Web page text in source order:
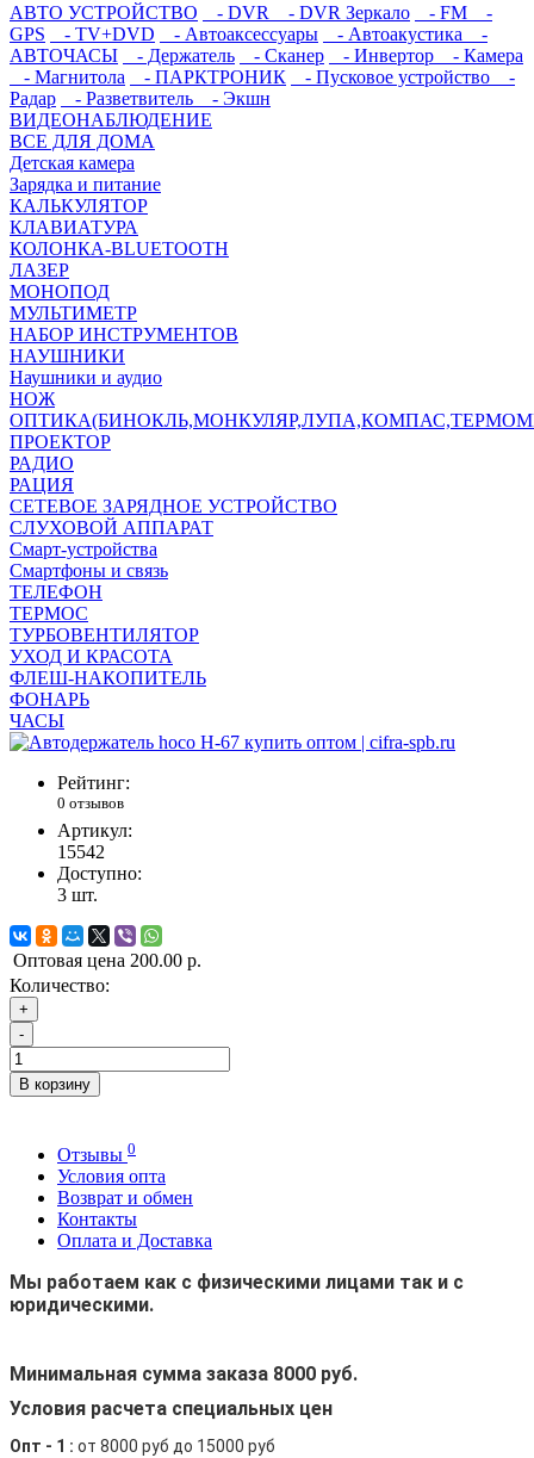
АВТО УСТРОЙСТВО - DVR - DVR Зеркало - FM
-
GPS
- TV+DVD - Автоаксессуары - Автоакустика
-
АВТОЧАСЫ
- Держатель - Сканер - Инвертор
- Камера
- Магнитола
- ПАРКТРОНИК - Пусковое устройство
-
Радар
- Разветвитель
- Экшн
ВИДЕОНАБЛЮДЕНИЕ
ВСЕ ДЛЯ ДОМА
Детская камера
Зарядка и питание
КАЛЬКУЛЯТОР
КЛАВИАТУРА
КОЛОНКА-BLUETOOTH
ЛАЗЕР
МОНОПОД
МУЛЬТИМЕТР
НАБОР ИНСТРУМЕНТОВ
НАУШНИКИ
Наушники и аудио
НОЖ
ПРОЕКТОР
РАДИО
РАЦИЯ
СЕТЕВОЕ ЗАРЯДНОЕ УСТРОЙСТВО
СЛУХОВОЙ АППАРАТ
Смарт-устройства
Смартфоны и связь
ТЕЛЕФОН
ТЕРМОС
ТУРБОВЕНТИЛЯТОР
УХОД И КРАСОТА
ФЛЕШ-НАКОПИТЕЛЬ
ФОНАРЬ
ЧАСЫ
Рейтинг:
0 отзывов
Артикул:
15542
Доступно:
3 шт.
Оптовая цена 200.00 р.
Количество:
+
-
В корзину
Отзывы 0
Условия опта
Возврат и обмен
Контакты
Оплата и Доставка
Мы работаем как с физическими лицами так и с
юридическими.
Минимальная сумма заказа 8000 руб.
Условия расчета специальных цен
Опт - 1 : от 8000 руб до 15000 руб